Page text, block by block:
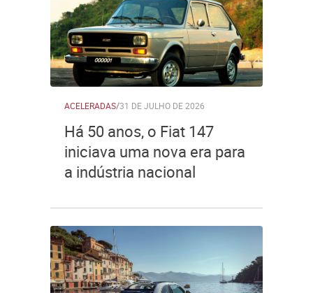
ACELERADAS/31 DE JULHO DE 2026
Há 50 anos, o Fiat 147
iniciava uma nova era para
a indústria nacional